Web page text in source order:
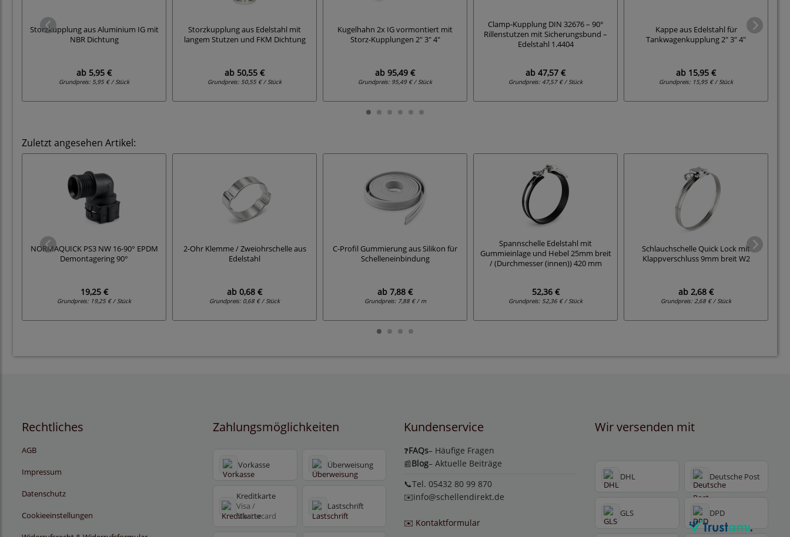
Storzkupplung aus Aluminium IG mit
NBR Dichtung
ab 5,95 €
Grundpreis: 5,95 € / Stück
Storzkupplung aus Edelstahl mit
langem Stutzen und FKM Dichtung
ab 50,55 €
Grundpreis: 50,55 € / Stück
Kugelhahn 2x IG vormontiert mit
Storz-Kupplungen 2" 3" 4"
ab 95,49 €
Grundpreis: 95,49 € / Stück
Clamp-Kupplung DIN 32676 – 90°
Rillenstutzen mit Sicherungsbund –
Edelstahl 1.4404
ab 47,57 €
Grundpreis: 47,57 € / Stück
Kappe aus Edelstahl für
Tankwagenkupplung 2" 3" 4"
ab 15,95 €
Grundpreis: 15,95 € / Stück
Zuletzt angesehen Artikel:
NORMAQUICK PS3 NW 16-90° EPDM
Demontagering 90°
19,25 €
Grundpreis: 19,25 € / Stück
2-Ohr Klemme / Zweiohrschelle aus
Edelstahl
ab 0,68 €
Grundpreis: 0,68 € / Stück
C-Profil Gummierung aus Silikon für
Schelleneinbindung
ab 7,88 €
Grundpreis: 7,88 € / m
Spannschelle Edelstahl mit
Gummieinlage und Hebel 25mm breit
/ (Durchmesser (innen)) 420 mm
52,36 €
Grundpreis: 52,36 € / Stück
Schlauchschelle Quick Lock mit
Klappverschluss 9mm breit W2
ab 2,68 €
Grundpreis: 2,68 € / Stück
Rechtliches
AGB
Impressum
Datenschutz
Cookieeinstellungen
Zahlungsmöglichkeiten
Vorkasse Überweisung
Kreditkarte
Visa /
Mastercard
Lastschrift
Kundenservice
❓FAQs– Häufige Fragen
📰Blog– Aktuelle Beiträge
📞Tel. 05432 80 99 870
✉️info@schellendirekt.de
✉️ Kontaktformular
Wir versenden mit
DHL Deutsche Post
GLS DPD